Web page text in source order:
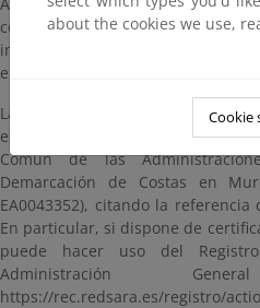
comprendido entre las 9 y las
innecesarias puede solicitar
electrónico bzn-
Las alegaciones y
establecido en la Ley 39/2015,
Común de las
Demarcación de Costas en
EA0043352), citando la
En particular, si dispone de
puede hacer uso del
Administración
https://rec.redsara.es/registro/
about the cookies we use,
Cookie